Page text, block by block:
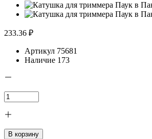
233.36 ₽
Артикул 75681
Наличие 173
В корзину